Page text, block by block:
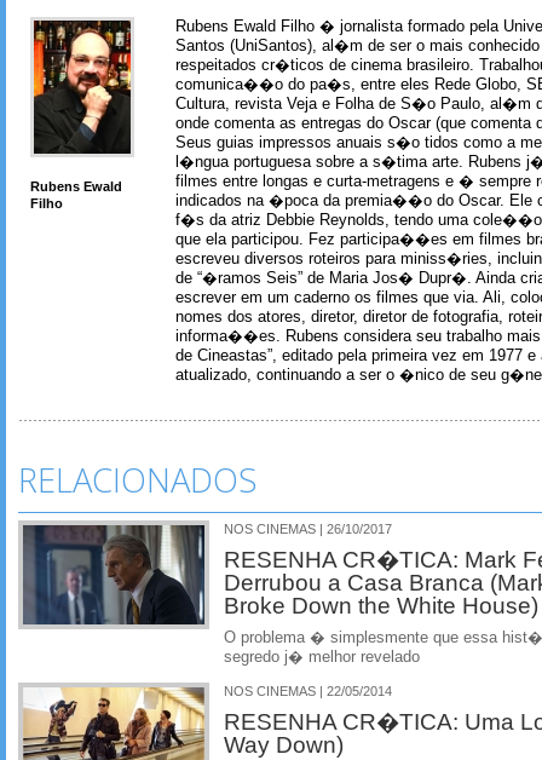
Rubens Ewald
Filho
Rubens Ewald Filho � jornalista formado pela
Santos (UniSantos), al�m de ser o mais
respeitados cr�ticos de cinema brasileiro.
comunica��o do pa�s, entre eles Rede Globo,
Cultura, revista Veja e Folha de S�o Paulo, al�m
onde comenta as entregas do Oscar (que comenta
Seus guias impressos anuais s�o tidos como a
l�ngua portuguesa sobre a s�tima arte. Rubens
filmes entre longas e curta-metragens e � sempre
indicados na �poca da premia��o do Oscar. Ele
f�s da atriz Debbie Reynolds, tendo uma
que ela participou. Fez participa��es em filmes
escreveu diversos roteiros para miniss�ries,
de “�ramos Seis” de Maria Jos� Dupr�. Ainda
escrever em um caderno os filmes que via. Ali,
nomes dos atores, diretor, diretor de fotografia,
informa��es. Rubens considera seu trabalho
de Cineastas”, editado pela primeira vez em 1977 e
atualizado, continuando a ser o �nico de seu
RELACIONADOS
NOS CINEMAS | 26/10/2017
RESENHA CR�TICA: Mark
Derrubou a Casa Branca
Broke Down the White House)
O problema � simplesmente que essa
segredo j� melhor revelado
NOS CINEMAS | 22/05/2014
RESENHA CR�TICA: Uma
Way Down)